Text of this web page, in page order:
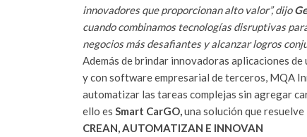
innovadores que proporcionan alto valor”, dijo
cuando combinamos tecnologías disruptivas
negocios más desafiantes y alcanzar logros
Además de brindar innovadoras aplicaciones
y con software empresarial de terceros, MQA
automatizar las tareas complejas sin agregar
ello es Smart CarGO,una solución que
CREAN, AUTOMATIZAN E INNOVAN